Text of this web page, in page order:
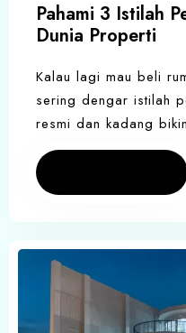
Pahami 3 Istilah
Dunia Properti
Kalau lagi mau beli
sering dengar istilah
resmi dan kadang